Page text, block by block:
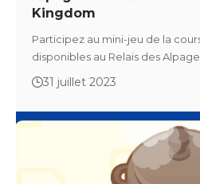
Kingdom
Participez au mini-jeu de la
disponibles au Relais des
31 juillet 2023